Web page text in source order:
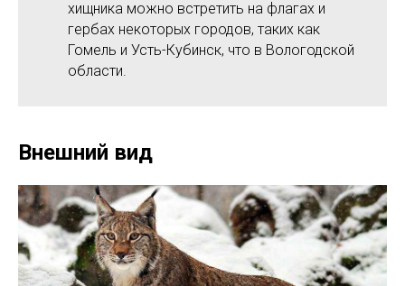
хищника можно встретить на флагах и
гербах некоторых городов, таких как
Гомель и Усть-Кубинск, что в Вологодской
области.
Внешний вид